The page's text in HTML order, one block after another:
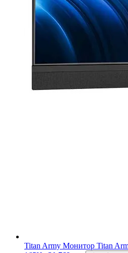
Titan Army Монитор Titan